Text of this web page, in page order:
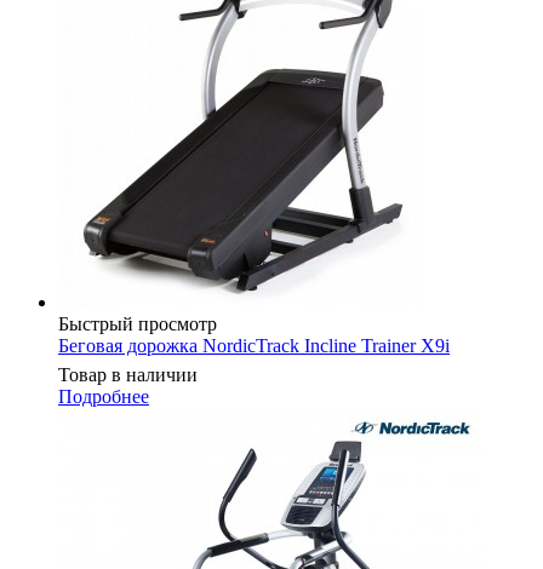
Быстрый просмотр
Беговая дорожка NordicTrack Incline Trainer X9i
Товар в наличии
Подробнее